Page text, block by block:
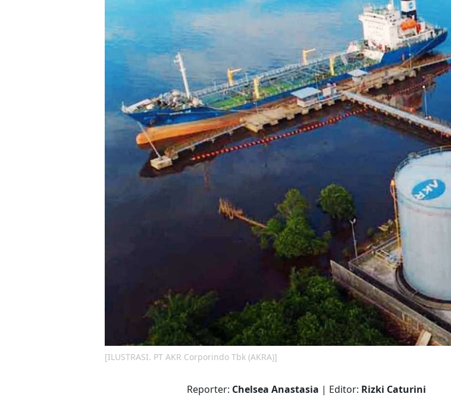
[ILUSTRASI. PT AKR Corporindo Tbk (AKRA)]
Reporter: Chelsea Anastasia | Editor: Rizki Caturini